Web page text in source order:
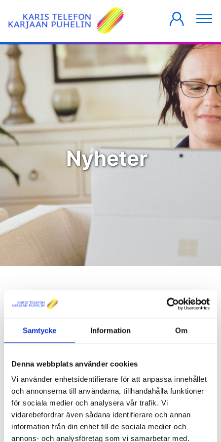
Samtycke Information Om
Denna webbplats använder cookies
Vi använder enhetsidentifierare för att anpassa innehållet
och annonserna till användarna, tillhandahålla funktioner
för sociala medier och analysera vår trafik. Vi
vidarebefordrar även sådana identifierare och annan
information från din enhet till de sociala medier och
annons- och analysföretag som vi samarbetar med.
FÖRETAG
ALLA NYHETER
BESTÄLL VÅRT NYHETSBREV
Nyheter
Fiber att få för alla i Karis centrum,
Lövkulla, Prästgården, Kila, Tallmo
och Bäljars samt Ekenäs centrum,
Österby och Trollböle
Nyheter Publicerad 08.11.2016